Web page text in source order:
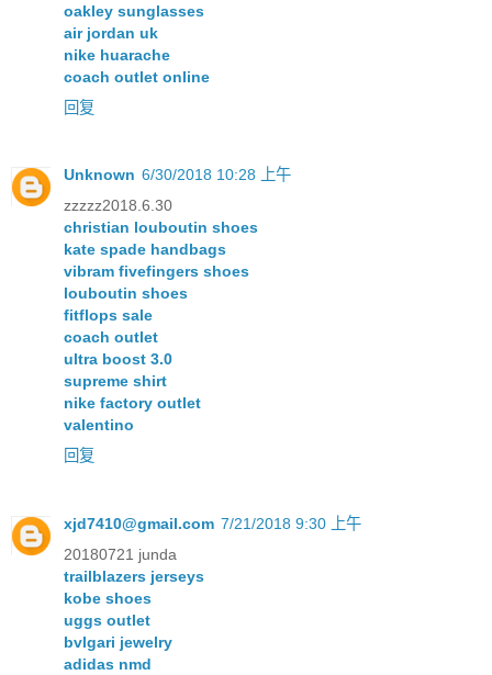
oakley sunglasses
air jordan uk
nike huarache
coach outlet online
回复
Unknown 6/30/2018 10:28 上午
zzzzz2018.6.30
christian louboutin shoes
kate spade handbags
vibram fivefingers shoes
louboutin shoes
fitflops sale
coach outlet
ultra boost 3.0
supreme shirt
nike factory outlet
valentino
回复
xjd7410@gmail.com 7/21/2018 9:30 上午
20180721 junda
trailblazers jerseys
kobe shoes
uggs outlet
bvlgari jewelry
adidas nmd